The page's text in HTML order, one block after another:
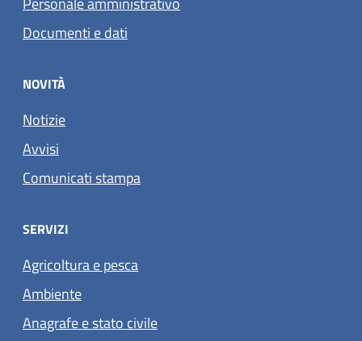
Documenti e dati
NOVITÀ
Notizie
Avvisi
Comunicati stampa
SERVIZI
Agricoltura e pesca
Ambiente
Anagrafe e stato civile